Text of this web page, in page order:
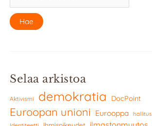
Selaa arkistoa
Aktivismi demokratia DocPoint
Euroopan unioni Eurooppa hallitus